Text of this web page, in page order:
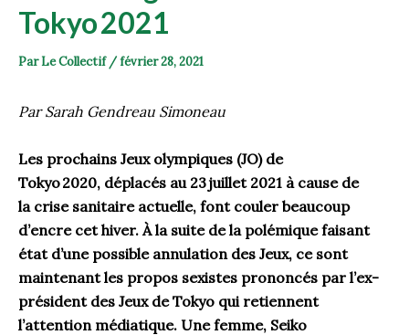
Tokyo 2021
ParLe Collectif /février 28, 2021
Par Sarah Gendreau Simoneau
Les prochains Jeux olympiques (JO)de
Tokyo2020, déplacés au 23juillet 2021 à cause de
la crise sanitaire actuelle, font couler beaucoup
d’encre cet hiver. À la suite dela polémiquefaisant
état d’une possible annulation des Jeux, ce sont
maintenantles propos sexistes prononcés par l’ex-
président des Jeux de Tokyo qui retiennent
l’attention médiatique. Unefemme, Seiko